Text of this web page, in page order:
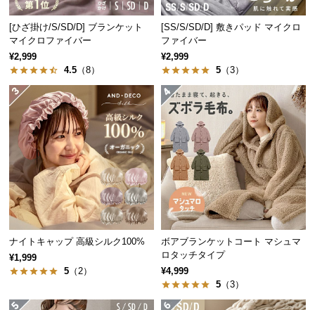
中
型
商
品
の
配
送
に
つ
い
て
小
型
商
品
の
送
[ひざ掛け/S/SD/D] ブランケット
マイクロファイバー
¥2,999
4.5 （8）
[SS/S/SD/D] 敷きパッド マイクロ
ファイバー
¥2,999
5 （3）
ナイトキャップ 高級シルク100%
¥1,999
5 （2）
ボアブランケットコート マシュマ
ロタッチタイプ
¥4,999
5 （3）